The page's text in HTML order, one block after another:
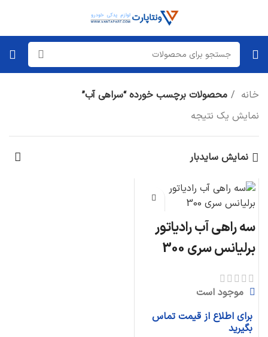
خانه
محصولات برچسب خورده “سراهی آب”
نمایش یک نتیجه
نمایش سایدبار
سه راهی آب رادیاتور
برلیانس سری 300
موجود است
برای اطلاع از قیمت تماس
بگیرید